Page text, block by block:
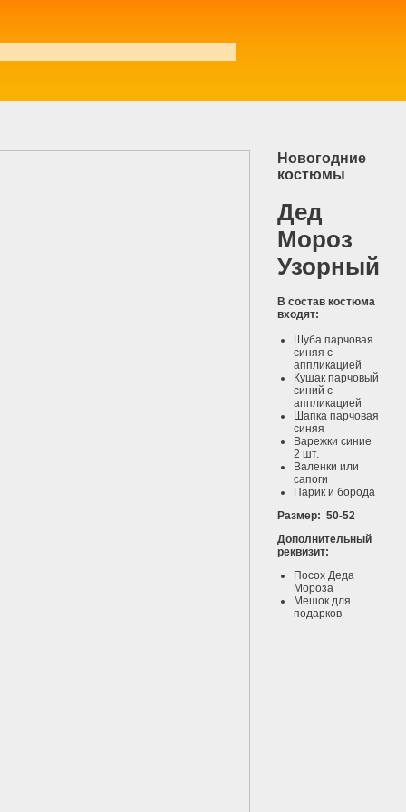
Новогодние
костюмы
Дед
Мороз
Узорный
В состав костюма
входят:
Шуба парчовая
синяя с
аппликацией
Кушак парчовый
синий с
аппликацией
Шапка парчовая
синяя
Варежки синие
2 шт.
Валенки или
сапоги
Парик и борода
Размер: 50-52
Дополнительный
реквизит:
Посох Деда
Мороза
Мешок для
подарков